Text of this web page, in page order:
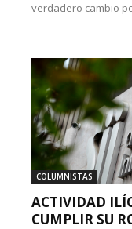
verdadero cambio
COLUMNISTAS
ACTIVIDAD
CUMPLIR SU